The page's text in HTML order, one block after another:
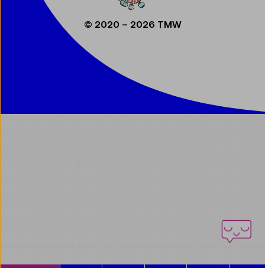
© 2020 – 2026 TMW